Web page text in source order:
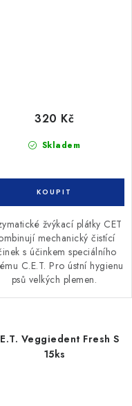
Skladem
320 Kč
žvýkací plátky CET
mechanický čistící
s účinkem speciálního
C.E.T. Pro ústní hygienu
psů velkých plemen.
Veggiedent Fresh S
15ks